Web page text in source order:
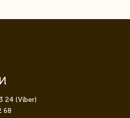
24 (Viber)
68